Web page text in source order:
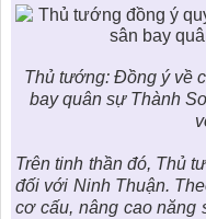
Thủ tướng: Đồng ý về
bay quân sự Thành
Trên tinh thần đó, Thủ
đối với Ninh Thuận.
cơ cấu, nâng cao năng